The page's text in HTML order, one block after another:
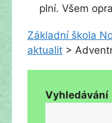
plní. Všem
Základní škola
aktualit >
Vyhledávání